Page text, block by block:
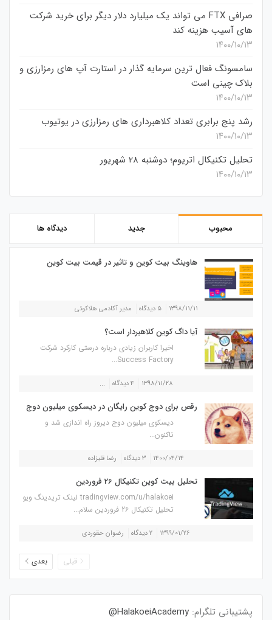
صرافی FTX می تواند یک میلیارد دلار دیگر برای خرید شرکت
های آسیب هزینه کند
۱۴۰۰/۱۰/۱۳
سامسونگ فعال‌ ترین سرمایه‌ گذار در استارت‌ آپ‌ های رمزارزی و
بلاک چینی است
۱۴۰۰/۱۰/۱۳
رشد پنج برابری تعداد کلاهبرداری های رمزارزی در یوتیوب
۱۴۰۰/۱۰/۱۳
تحلیل تکنیکال اتریوم؛ دوشنبه 28 شهریور
۱۴۰۰/۱۰/۱۳
محبوب جدید دیدگاه ها
هاوینگ بیت کوین و تاثیر در قیمت بیت کوین
۱۳۹۸/۱۱/۱۱ ۵ دیدگاه مدیر آکادمی هلاکوئی
آیا داگ کوین کلاهبردار است؟
اخیرا کاربران زیادی درباره درستی کارکرد شرکت
Success Factory...
۱۳۹۸/۱۱/۲۸ ۴ دیدگاه ...
رقص برای دوج کوین رایگان در دیسکوی میلیون دوج
دیسکوی میلیون دوج دیروز راه اندازی شد و
تاکنون...
۱۴۰۰/۰۴/۱۴ ۳ دیدگاه رضا قلیزاده
تحلیل بیت کوین تکنیکال 26 فروردین
tradingview.com/u/halakoei لینک تریدینگ ویو
تحلیل تکنیکال 26 فروردین سلام...
۱۳۹۹/۰۱/۲۶ ۲ دیدگاه رضوان حقوردی
قبلی بعدی
پشتیبانی تلگرام: HalakoeiAcademy@